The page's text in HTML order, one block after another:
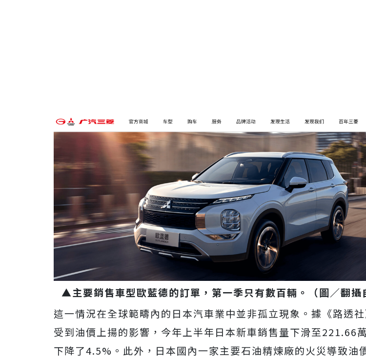
▲主要銷售車型歐藍德的訂單，第一季只有數百輛。 （圖／翻攝
這一情況在全球範疇內的日本汽車業中並非孤立現象。據《路透社
受到油價上揚的影響，今年上半年日本新車銷售量下滑至221.66
下降了4.5%。此外，日本國內一家主要石油精煉廠的火災導致油